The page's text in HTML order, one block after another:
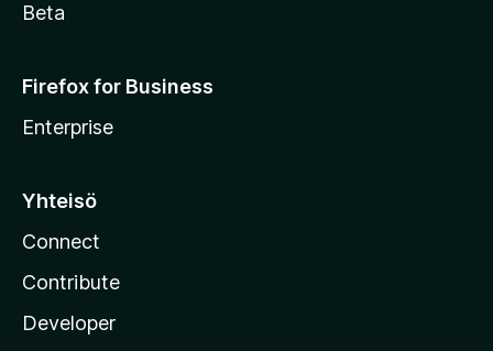
Beta
Firefox for Business
Enterprise
Yhteisö
Connect
Contribute
Developer